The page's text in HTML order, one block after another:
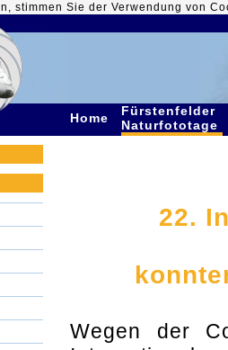
stimmen Sie der Verwendung von
Home
Fürstenfelder
Naturfototage
22.
Wegen der